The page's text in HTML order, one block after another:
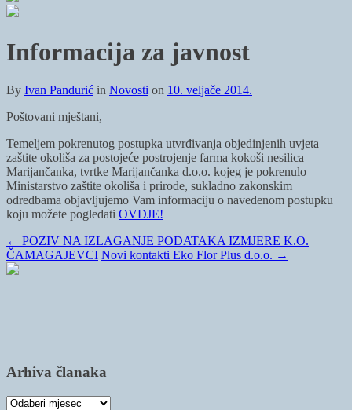
Informacija za javnost
By Ivan Pandurić in Novosti on 10. veljače 2014.
Poštovani mještani,
Temeljem pokrenutog postupka utvrđivanja objedinjenih uvjeta
zaštite okoliša za postojeće postrojenje farma kokoši nesilica
Marijančanka, tvrtke Marijančanka d.o.o. kojeg je pokrenulo
Ministarstvo zaštite okoliša i prirode, sukladno zakonskim
odredbama objavljujemo Vam informaciju o navedenom postupku
koju možete pogledati OVDJE!
← POZIV NA IZLAGANJE PODATAKA IZMJERE K.O.
ČAMAGAJEVCI Novi kontakti Eko Flor Plus d.o.o. →
Arhiva članaka
Arhiva